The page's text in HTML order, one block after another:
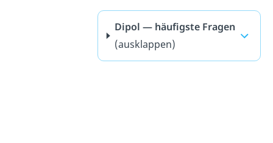
Dipol — häufigste Fragen
(ausklappen)